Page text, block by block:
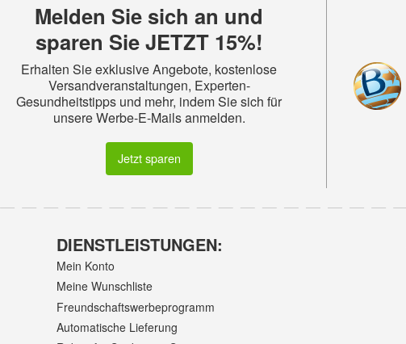
Melden Sie sich an und
sparen Sie JETZT 15%!
Erhalten Sie exklusive Angebote, kostenlose
Versandveranstaltungen, Experten-
Gesundheitstipps und mehr, indem Sie sich für
unsere Werbe-E-Mails anmelden.
Jetzt sparen
DIENSTLEISTUNGEN:
Mein Konto
Meine Wunschliste
Freundschaftswerbeprogramm
Automatische Lieferung